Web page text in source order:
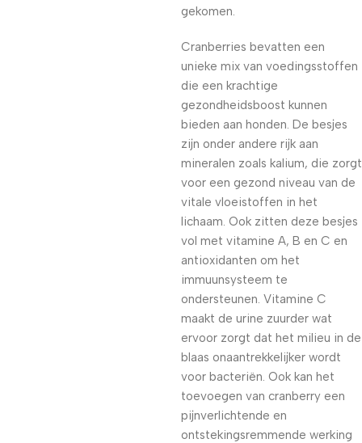
gekomen.
Cranberries bevatten een
unieke mix van voedingsstoffen
die een krachtige
gezondheidsboost kunnen
bieden aan honden. De besjes
zijn onder andere rijk aan
mineralen zoals kalium, die zorgt
voor een gezond niveau van de
vitale vloeistoffen in het
lichaam. Ook zitten deze besjes
vol met vitamine A, B en C en
antioxidanten om het
immuunsysteem te
ondersteunen. Vitamine C
maakt de urine zuurder wat
ervoor zorgt dat het milieu in de
blaas onaantrekkelijker wordt
voor bacteriën. Ook kan het
toevoegen van cranberry een
pijnverlichtende en
ontstekingsremmende werking